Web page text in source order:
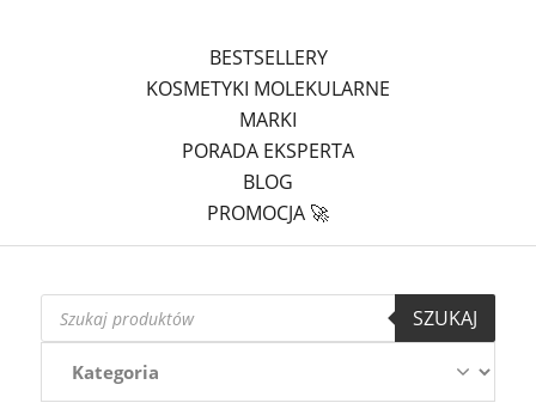
BESTSELLERY
KOSMETYKI MOLEKULARNE
MARKI
PORADA EKSPERTA
BLOG
PROMOCJA 🚀
Wyszukiwarka
produktów
SZUKAJ